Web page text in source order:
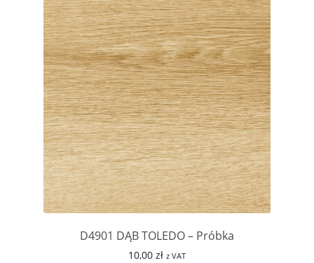
D4901 DĄB TOLEDO – Próbka
10,00 zł z VAT